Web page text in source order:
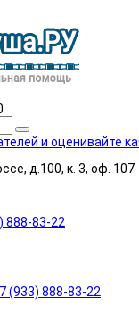
д.100, к. 3, оф. 107
888-83-22
(933) 888-83-22